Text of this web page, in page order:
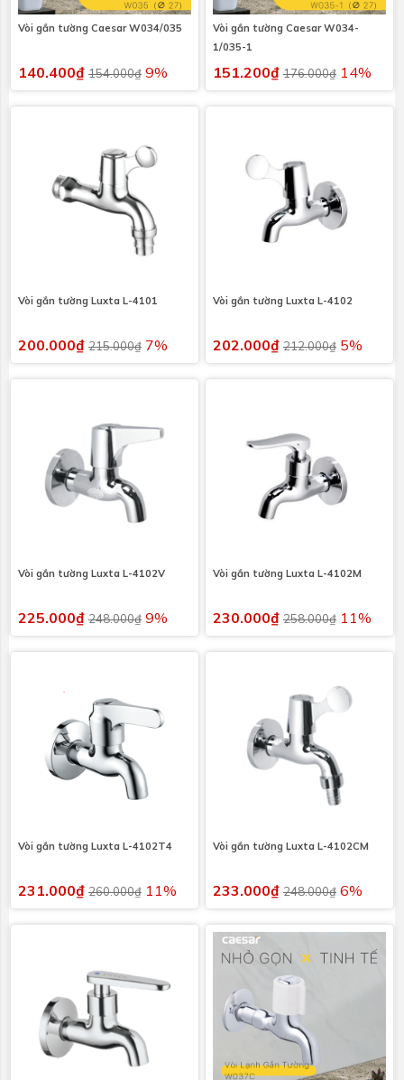
Vòi gắn tường Caesar W034/035
140.400₫ 154.000₫ 9%
Vòi gắn tường Caesar W034-
1/035-1
151.200₫ 176.000₫ 14%
Vòi gắn tường Luxta L-4101
200.000₫ 215.000₫ 7%
Vòi gắn tường Luxta L-4102
202.000₫ 212.000₫ 5%
Vòi gắn tường Luxta L-4102V
225.000₫ 248.000₫ 9%
Vòi gắn tường Luxta L-4102M
230.000₫ 258.000₫ 11%
Vòi gắn tường Luxta L-4102T4
231.000₫ 260.000₫ 11%
Vòi gắn tường Luxta L-4102CM
233.000₫ 248.000₫ 6%